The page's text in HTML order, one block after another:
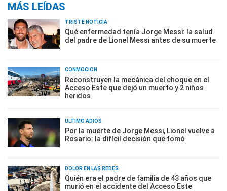
MÁS LEÍDAS
TRISTE NOTICIA
Qué enfermedad tenía Jorge Messi: la salud
del padre de Lionel Messi antes de su muerte
CONMOCIÓN
Reconstruyen la mecánica del choque en el
Acceso Este que dejó un muerto y 2 niños
heridos
ÚLTIMO ADIÓS
Por la muerte de Jorge Messi, Lionel vuelve a
Rosario: la difícil decisión que tomó
DOLOR EN LAS REDES
Quién era el padre de familia de 43 años que
murió en el accidente del Acceso Este